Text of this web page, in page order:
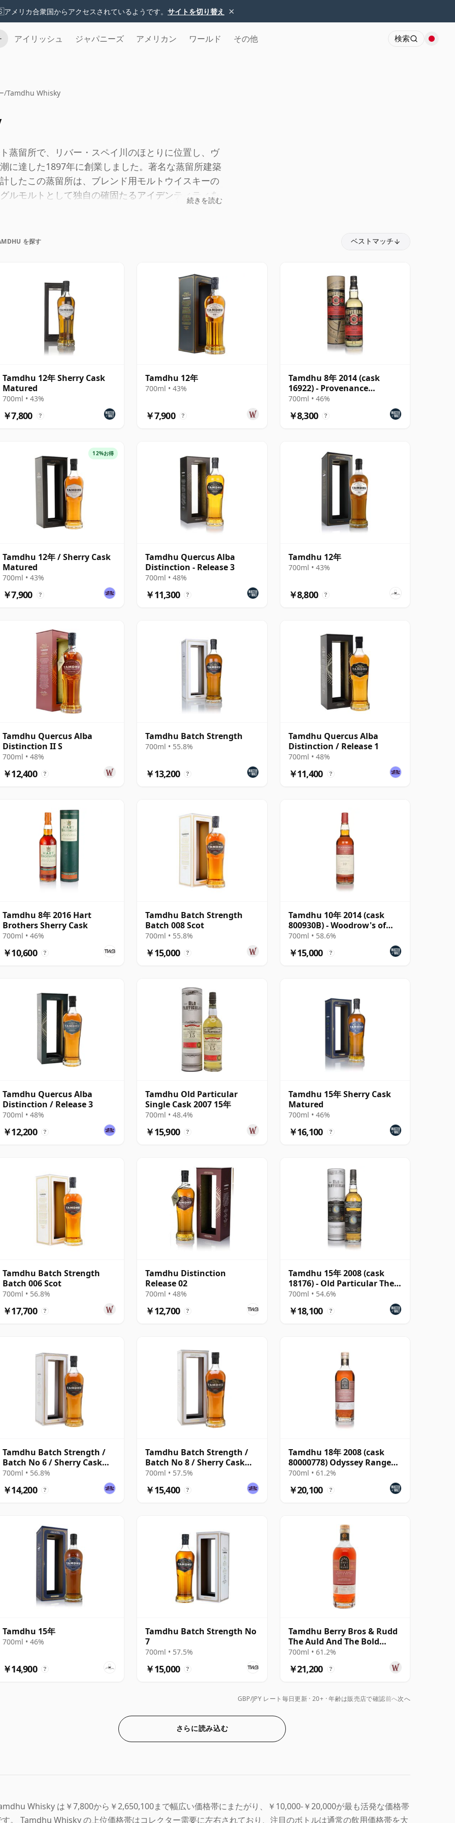
アメリカ合衆国からアクセスされているようです。 サイトを切り替え ×
アイリッシュ ジャパニーズ アメリカン ワールド その他 検索
/Tamdhu Whisky
蒸留所で、リバー・スペイ川のほとりに位置し、ヴ
に達した1897年に創業しました。著名な蒸留所建築
したこの蒸留所は、ブレンド用モルトウイスキーの
ルモルトとして独自の確固たるアイデンティティを
した。現オーナーのもと、タムドゥーはシェリーカ
知られるようになりました。コアレンジには、12
現に加え、バッチストレングスのリリースや、より
おり、フルーツが主役です。ドライフルーツ、オレ
ークチョコレート、トーストしたオークのノートが
ンオークの両方から作られることの多いオロロソシ
な色合い、深み、まろやかな甘みがもたらされま
リッツが、重くなりすぎることなくバランスの取れ
む方にとって、タムドゥーはその典型ともいえる、
サイドの上品さと深いカスクの影響を兼ね備え、寛
の形を与えられたスタイルを提供しています。
続きを読む
を探す ベストマッチ
Tamdhu 12年 Sherry Cask
Matured
700ml • 43%
￥7,800 ?
Tamdhu 12年
700ml • 43%
￥7,900 ?
Tamdhu 8年 2014 (cask
16922) - Provenance
(Douglas Laing)
700ml • 46%
￥8,300 ?
12%お得
Tamdhu 12年 / Sherry Cask
Matured
700ml • 43%
￥7,900 ?
Tamdhu Quercus Alba
Distinction - Release 3
700ml • 48%
￥11,300 ?
Tamdhu 12年
700ml • 43%
￥8,800 ?
Tamdhu Quercus Alba
Distinction II S
700ml • 48%
￥12,400 ?
Tamdhu Batch Strength
700ml • 55.8%
￥13,200 ?
Tamdhu Quercus Alba
Distinction / Release 1
700ml • 48%
￥11,400 ?
Tamdhu 8年 2016 Hart
Brothers Sherry Cask
700ml • 46%
￥10,600 ?
Tamdhu Batch Strength
Batch 008 Scot
700ml • 55.8%
￥15,000 ?
Tamdhu 10年 2014 (cask
800930B) - Woodrow's of
Edinburgh
700ml • 58.6%
￥15,000 ?
Tamdhu Quercus Alba
Distinction / Release 3
700ml • 48%
￥12,200 ?
Tamdhu Old Particular
Single Cask 2007 15年
700ml • 48.4%
￥15,900 ?
Tamdhu 15年 Sherry Cask
Matured
700ml • 46%
￥16,100 ?
Tamdhu Batch Strength
Batch 006 Scot
700ml • 56.8%
￥17,700 ?
Tamdhu Distinction
Release 02
700ml • 48%
￥12,700 ?
Tamdhu 15年 2008 (cask
18176) - Old Particular The
Midnight Ser
700ml • 54.6%
￥18,100 ?
Tamdhu Batch Strength /
Batch No 6 / Sherry Cask
Matured
700ml • 56.8%
￥14,200 ?
Tamdhu Batch Strength /
Batch No 8 / Sherry Cask
Matured
700ml • 57.5%
￥15,400 ?
Tamdhu 18年 2008 (cask
80000778) Odyssey Range
Release The Au
700ml • 61.2%
￥20,100 ?
Tamdhu 15年
700ml • 46%
￥14,900 ?
Tamdhu Batch Strength No
7
700ml • 57.5%
￥15,000 ?
Tamdhu Berry Bros & Rudd
The Auld And The Bold
Single Cas 2008 18年
700ml • 61.2%
￥21,200 ?
さらに読み込む
GBP/JPY レート毎日更新 20+ · 年齢は販売店で確認前へ次へ
Whisky は￥7,800から￥2,650,100まで幅広い価格帯にまたがり、￥10,000-￥20,000が最も活発な価格帯
す。 Tamdhu Whisky の上位価格帯はコレクター需要に左右されており、注目のボトルは通常の飲用価格帯を大